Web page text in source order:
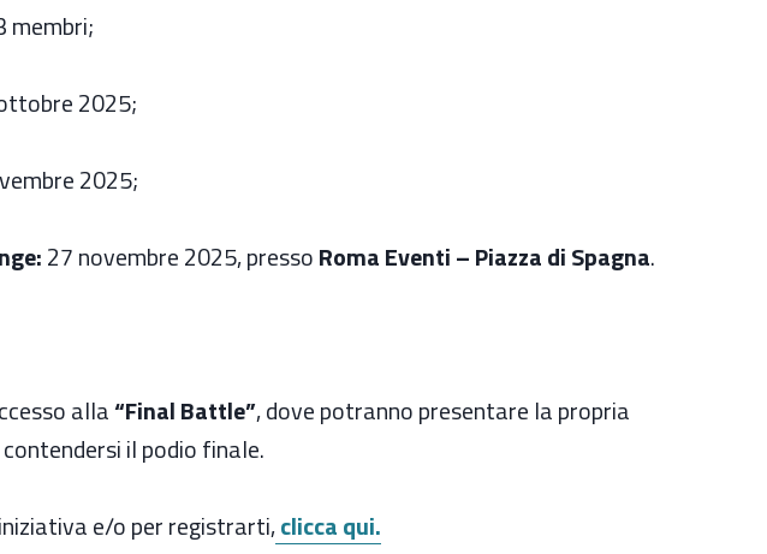
membri;
2025;
2025;
27 novembre 2025, pressoRoma Eventi – Piazza di Spagna.
alla“Final Battle”, dove potranno presentare la propria
il podio finale.
e/o per registrarti,clicca qui.